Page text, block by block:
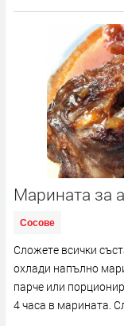
Марината за
Сосове
Сложете всички
охлади напълно
парче или
4 часа в марината.